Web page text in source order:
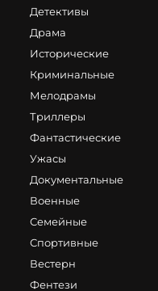
Детективы
Драма
Исторические
Криминальные
Мелодрамы
Триллеры
Фантастические
Ужасы
Документальные
Военные
Семейные
Спортивные
Вестерн
Фентези